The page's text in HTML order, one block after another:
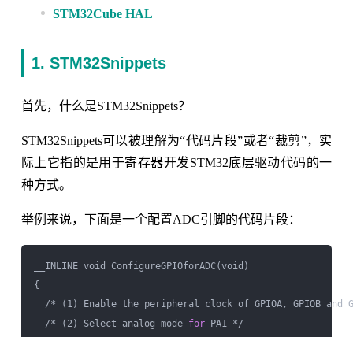
STM32Cube HAL
1. STM32Snippets
首先，什么是STM32Snippets？
STM32Snippets可以被理解为“代码片段”或者“裁剪”，实
际上它指的是用于寄存器开发STM32底层驱动代码的一
种方式。
举例来说，下面是一个配置ADC引脚的代码片段：
__INLINE void ConfigureGPIOforADC(void)
{
/* (1) Enable the peripheral clock of GPIOA, GPIOB and
/* (2) Select analog mode for PA1 */